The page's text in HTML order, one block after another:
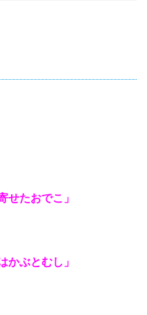
せたおでこ」
かぶとむし」